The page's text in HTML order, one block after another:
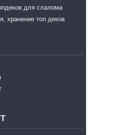
для слалома
хранение топ деков